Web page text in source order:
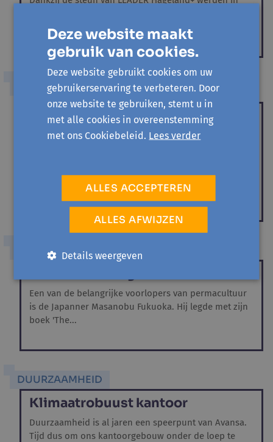
bomen van twee...
DUURZAAMHEID
Geslaagde aftrap Klimaatnetwerk
Druivenstreek
ondersteunt Avansa met plezier. We zijn alvast trots
DUURZAAMHEID
Een van de belangrijke voorlopers van permacultuur
is de Japanner Masanobu Fukuoka. Hij legde met zijn
boek 'The...
DUURZAAMHEID
Klimaatrobuust kantoor
Duurzaamheid is al jaren een speerpunt van Avansa.
Tijd dus om ons kantoorgebouw onder de loep te
Deze website maakt
gebruik van cookies.
Deze website gebruikt cookies om uw
gebruikerservaring te verbeteren. Door
onze website te gebruiken, stemt u in
met alle cookies in overeenstemming
met ons Cookiebeleid. Lees verder
ALLES ACCEPTEREN
ALLES AFWIJZEN
Details weergeven